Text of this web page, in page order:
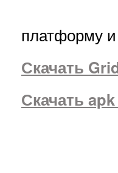
платформу
Скачать
Скачать